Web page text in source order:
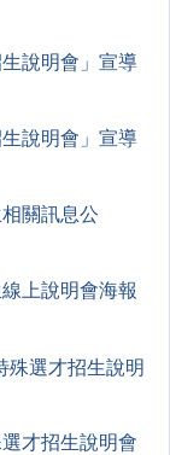
說明會」宣導
說明會」宣導
關訊息公
上說明會海報
殊選才招生說明
才招生說明會